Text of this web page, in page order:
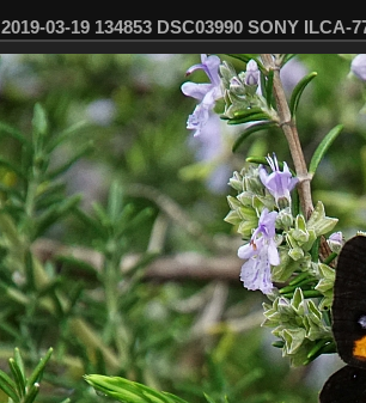
2019-03-19 134853 DSC03990 SONY ILCA-